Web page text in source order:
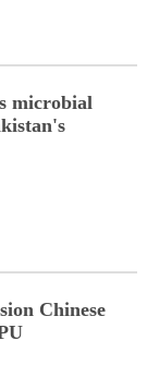
microbial
Chinese